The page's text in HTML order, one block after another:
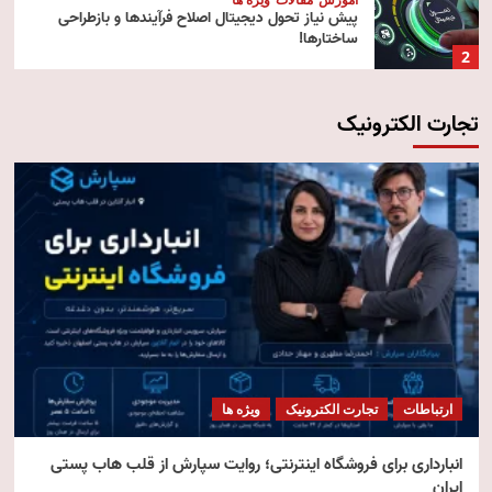
2
پیش‌ نیاز تحول دیجیتال اصلاح فرآیندها و بازطراحی
ساختارها!
3
آموزش
4
تکنولوژی مقالات ویژه ها
هوش مصنوعی استنتاجی
5
امنیت مقالات ویژه ها
امنیت فناوری اطلاعات
تجارت الکترونیک
ارتباطات تجارت الکترونیک ویژه ها
انبارداری برای فروشگاه اینترنتی؛ روایت سپارش از قلب هاب پستی